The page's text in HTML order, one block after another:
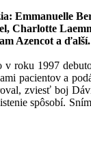
Emmanuelle
Charlotte
Azencot a ďalší.
v roku 1997
pacientov a
zviesť boj
spôsobí.